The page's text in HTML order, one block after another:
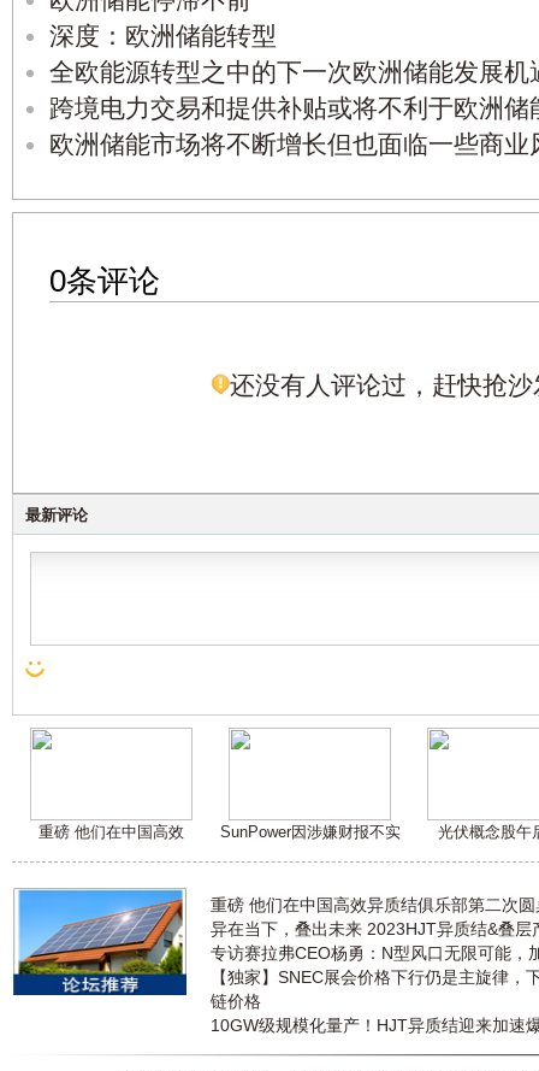
深度：欧洲储能转型
全欧能源转型之中的下一次欧洲储能发展机
跨境电力交易和提供补贴或将不利于欧洲储
欧洲储能市场将不断增长但也面临一些商业
0条评论
还没有人评论过，赶快抢沙
最新评论
重磅 他们在中国高效 SunPower因涉嫌财报不实 光伏概念股午
重磅 他们在中国高效异质结俱乐部第二次
异在当下，叠出未来 2023HJT异质结&叠层
专访赛拉弗CEO杨勇：N型风口无限可能，
【独家】SNEC展会价格下行仍是主旋律，
链价格
10GW级规模化量产！HJT异质结迎来加速